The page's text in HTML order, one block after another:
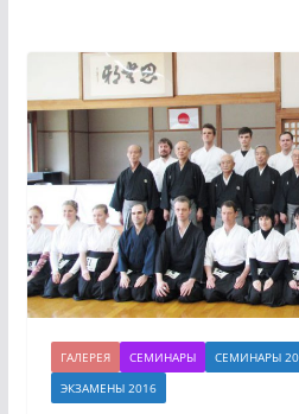
ГАЛЕРЕЯ СЕМИНАРЫ СЕМИНАРЫ
ЭКЗАМЕНЫ 2016